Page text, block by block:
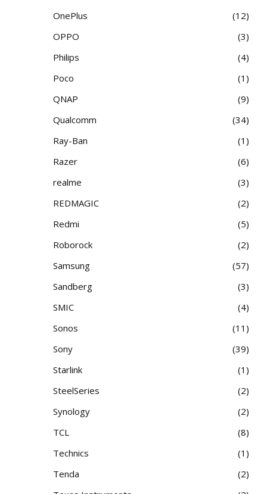
OnePlus
12
OPPO
3
Philips
4
Poco
1
QNAP
9
Qualcomm
34
Ray-Ban
1
Razer
6
realme
3
REDMAGIC
2
Redmi
5
Roborock
2
Samsung
57
Sandberg
3
SMIC
4
Sonos
11
Sony
39
Starlink
1
SteelSeries
2
Synology
2
TCL
8
Technics
1
Tenda
2